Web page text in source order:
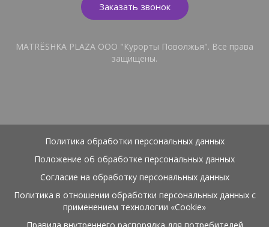
Заказать звонок
MATRЁSHKA PLAZA ООО "Курорты Поволжья". Все права
защищены.
Политика обработки персональных данных
Положение об обработке персональных данных
Согласие на обработку персональных данных
Политика в отношении обработки персональных данных с
применением технологии «Cookie»